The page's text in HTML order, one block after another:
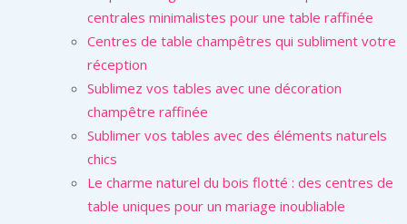
centrales minimalistes pour une table raffinée
Centres de table champêtres qui subliment votre
réception
Sublimez vos tables avec une décoration
champêtre raffinée
Sublimer vos tables avec des éléments naturels
chics
Le charme naturel du bois flotté : des centres de
table uniques pour un mariage inoubliable